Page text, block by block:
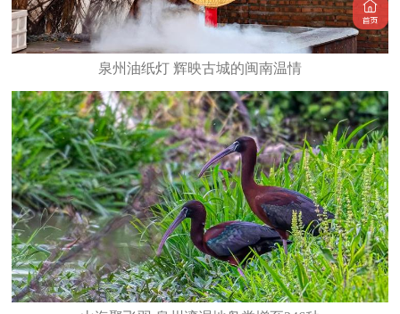
泉州油纸灯 辉映古城的闽南温情